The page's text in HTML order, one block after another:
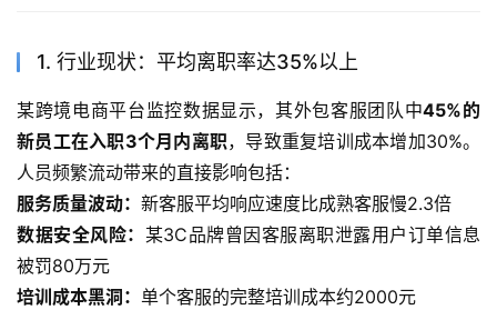
1. 行业现状：平均离职率达35%以上
某跨境电商平台监控数据显示，其外包客服团队中45%的
新员工在入职3个月内离职，导致重复培训成本增加30%。
人员频繁流动带来的直接影响包括：
服务质量波动： 新客服平均响应速度比成熟客服慢2.3倍
数据安全风险： 某3C品牌曾因客服离职泄露用户订单信息
被罚80万元
培训成本黑洞： 单个客服的完整培训成本约2000元